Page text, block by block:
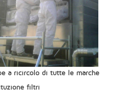
a ricircolo di tutte le marche
filtri